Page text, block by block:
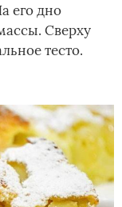
его дно
Сверху
тесто.